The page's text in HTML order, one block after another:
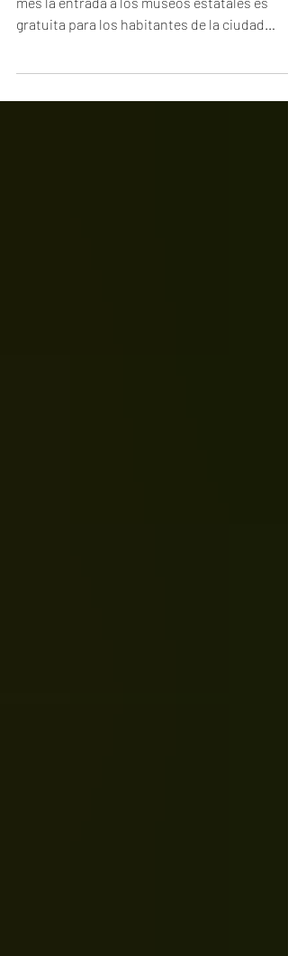
LATINOAMÉRICA.
Por Daniela Senn* El primer jueves de cada
donde vivo....